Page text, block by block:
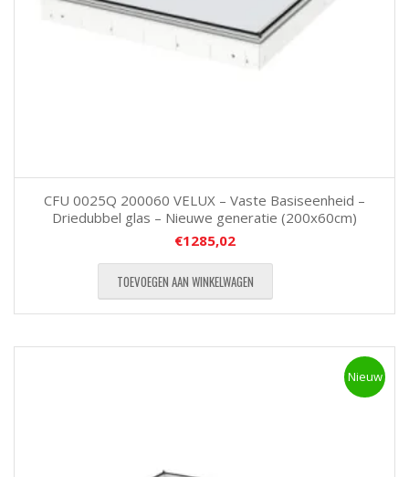
CFU 0025Q 200060 VELUX – Vaste Basiseenheid –
Driedubbel glas – Nieuwe generatie (200x60cm)
€1285,02
TOEVOEGEN AAN WINKELWAGEN
Nieuw